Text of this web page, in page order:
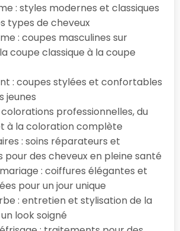
: styles modernes et classiques
types de cheveux
: coupes masculines sur
coupe classique à la coupe
: coupes stylées et confortables
jeunes
professionnelles, du
à la coloration complète
: soins réparateurs et
pour des cheveux en pleine santé
: coiffures élégantes et
pour un jour unique
: entretien et stylisation de la
look soigné